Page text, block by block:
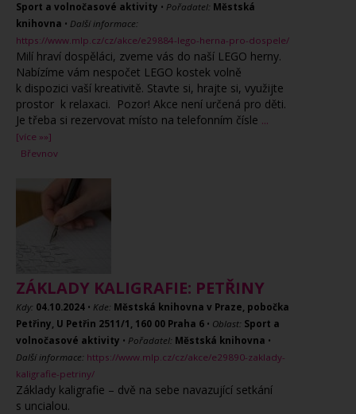
Sport a volnočasové aktivity • Pořadatel: Městská
knihovna • Další informace:
https://www.mlp.cz/cz/akce/e29884-lego-herna-pro-dospele/
Milí hraví dospěláci, zveme vás do naší LEGO herny.
Nabízíme vám nespočet LEGO kostek volně
k dispozici vaší kreativitě. Stavte si, hrajte si, využijte
prostor k relaxaci. Pozor! Akce není určená pro děti.
Je třeba si rezervovat místo na telefonním čísle ...
[více »»]
Břevnov
ZÁKLADY KALIGRAFIE: PETŘINY
Kdy: 04.10.2024 • Kde: Městská knihovna v Praze, pobočka
Petřiny, U Petřin 2511/1, 160 00 Praha 6 • Oblast: Sport a
volnočasové aktivity • Pořadatel: Městská knihovna •
Další informace: https://www.mlp.cz/cz/akce/e29890-zaklady-
kaligrafie-petriny/
Základy kaligrafie – dvě na sebe navazující setkání
s uncialou.